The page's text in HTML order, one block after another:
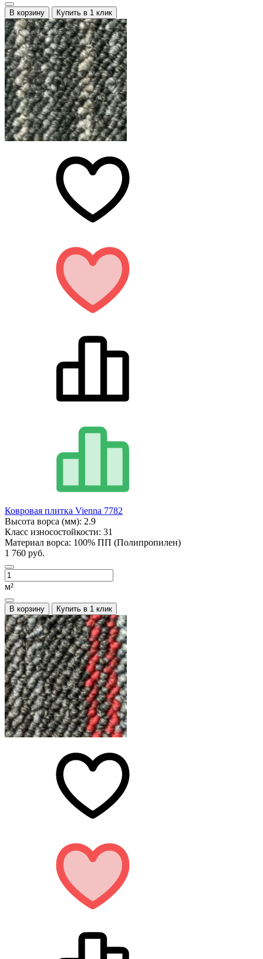
В корзину Купить в 1 клик
Ковровая плитка Vienna 7782
Высота ворса (мм): 2.9
Класс износостойкости: 31
Материал ворса: 100% ПП (Полипропилен)
1 760 руб.
м²
В корзину Купить в 1 клик